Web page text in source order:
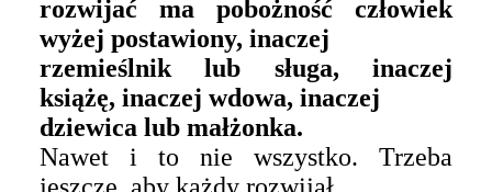
rozwijać ma pobożność człowiek
wyżej postawiony, inaczej
rzemieślnik lub sługa, inaczej
książę, inaczej wdowa, inaczej
dziewica lub małżonka.
Nawet i to nie wszystko. Trzeba